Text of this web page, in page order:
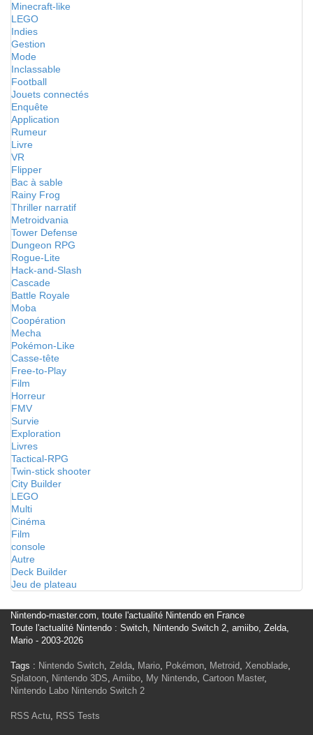
Minecraft-like
LEGO
Indies
Gestion
Mode
Inclassable
Football
Jouets connectés
Enquête
Application
Rumeur
Livre
VR
Flipper
Bac à sable
Rainy Frog
Thriller narratif
Metroidvania
Tower Defense
Dungeon RPG
Rogue-Lite
Hack-and-Slash
Cascade
Battle Royale
Moba
Coopération
Mecha
Pokémon-Like
Casse-tête
Free-to-Play
Film
Horreur
FMV
Survie
Exploration
Livres
Tactical-RPG
Twin-stick shooter
City Builder
LEGO
Multi
Cinéma
Film
console
Autre
Deck Builder
Jeu de plateau
Nintendo-master.com, toute l'actualité Nintendo en France
Toute l'actualité Nintendo : Switch, Nintendo Switch 2, amiibo, Zelda,
Mario - 2003-2026
Tags : Nintendo Switch, Zelda, Mario, Pokémon, Metroid, Xenoblade,
Splatoon, Nintendo 3DS, Amiibo, My Nintendo, Cartoon Master,
Nintendo Labo Nintendo Switch 2
RSS Actu, RSS Tests